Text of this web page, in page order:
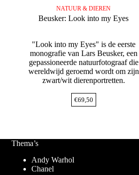
NATUUR & DIEREN
Beusker: Look into my Eyes
"Look into my Eyes" is de eerste
monografie van Lars Beusker, een
gepassioneerde natuurfotograaf die
wereldwijd geroemd wordt om zijn
zwart/wit dierenportretten.
€69,50
Thema’s
Andy Warhol
Chanel